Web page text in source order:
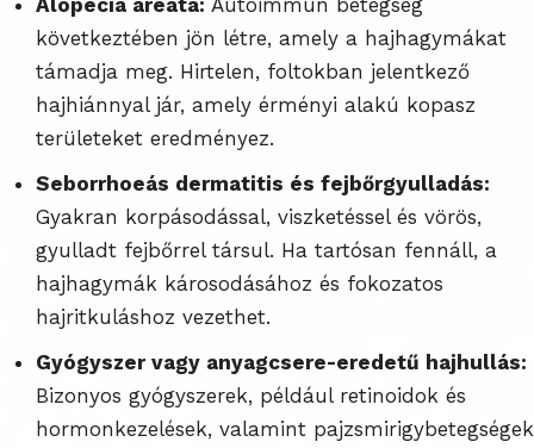
következtében jön létre, amely a hajhagymákat
támadja meg. Hirtelen, foltokban jelentkező
hajhiánnyal jár, amely érményi alakú kopasz
területeket eredményez.
Seborrhoeás dermatitis és fejbőrgyulladás:
Gyakran korpásodással, viszketéssel és vörös,
gyulladt fejbőrrel társul. Ha tartósan fennáll, a
hajhagymák károsodásához és fokozatos
hajritkuláshoz vezethet.
Gyógyszer vagy anyagcsere-eredetű hajhullás:
Bizonyos gyógyszerek, például retinoidok és
hormonkezelések, valamint pajzsmirigybetegségek